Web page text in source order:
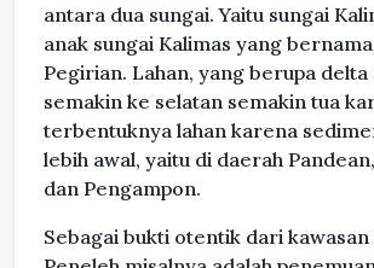
antara dua sungai. Yaitu sungai
anak sungai Kalimas yang
Pegirian. Lahan, yang berupa delta
semakin ke selatan semakin tua
terbentuknya lahan karena
lebih awal, yaitu di daerah
dan Pengampon.
Sebagai bukti otentik dari kawasan